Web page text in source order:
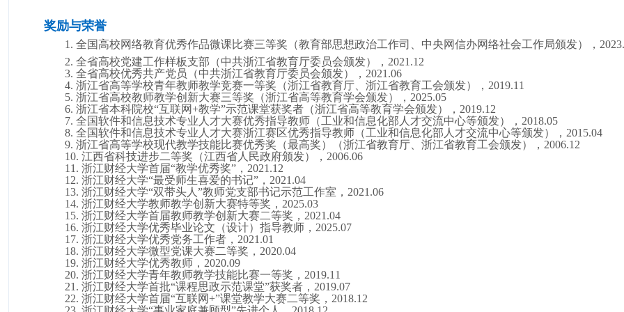
奖励与荣誉
1. 全国高校网络教育优秀作品微课比赛三等奖（教育部思想政治工作司、中央网信办网络社会工作局颁发），
2. 全省高校党建工作样板支部（中共浙江省教育厅委员会颁发）， 2021 .12
3. 全省高校优秀共产党员（中共浙江省教育厅委员会颁发）， 2021.06
4. 浙江省高等学校青年教师教学竞赛一等奖（浙江省教育厅 、浙江省教育工会颁发）， 2019.11
5. 浙江省高校教师教学创新大赛三等奖（浙江省高等教育学会颁发）， 2025.05
6. 浙江省本科院校“互联网+教学”示范课堂获奖者（浙江省高等教育学会颁发），2019.12
7. 全国软件和信息技术专业人才大赛优秀指导教师（工业和信息化部人才交流中心等颁发）， 2018.05
8. 全国软件和信息技术专业人才大赛浙江赛区优秀指导教师（工业和信息化部人才交流中心等颁发）， 2015.04
9. 浙江省高等学校现代教学技能比赛优秀奖（最高奖）（浙江省教育厅、浙江省教育工会颁发）， 2006.12
10. 江西省科技进步二等奖（江西省人民政府颁发）， 2006.06
11. 浙江财经大学首届“教学优秀奖”，2021.12
12. 浙江财经大学“最受师生喜爱的书记”，2021.04
13. 浙江财经大学“双带头人”教师党支部书记示范工作室，2021.06
14. 浙江财经大学教师教学创新大赛特等奖， 2025.03
15. 浙江财经大学首届教师教学创新大赛二等奖， 2021.04
16. 浙江财经大学优秀毕业论文（设计）指导教师， 2025.07
17. 浙江财经大学优秀党务工作者， 2021.01
18. 浙江财经大学微型党课大赛二等奖， 2020.04
19. 浙江财经大学优秀教师， 2020.09
20. 浙江财经大学青年教师教学技能比赛一等奖， 2019.11
21. 浙江财经大学首批“课程思政示范课堂”获奖者，2019.07
22. 浙江财经大学首届“互联网+”课堂教学大赛二等奖，2018.12